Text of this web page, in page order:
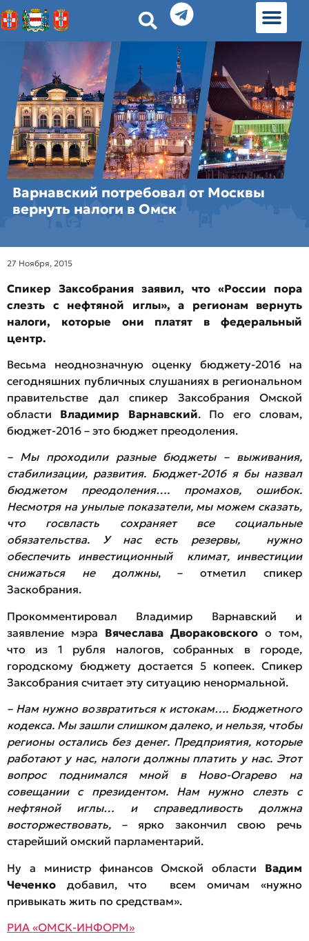
Варнавский потребовал от Москвы
вернуть налоги в Омск
27 Ноября, 2015
Спикер Заксобрания заявил, что «России пора
слезть с нефтяной иглы», а регионам вернуть
налоги, которые они платят в федеральный
центр.
Весьма неоднозначную оценку бюджету-2016 на
сегодняшних публичных слушаниях в региональном
правительстве дал спикер Заксобрания Омской
области Владимир Варнавский. По его словам,
бюджет-2016 – это бюджет преодоления.
– Мы проходили разные бюджеты – выживания,
стабилизации, развития. Бюджет-2016 я бы назвал
бюджетом преодоления…. промахов, ошибок.
Несмотря на унылые показатели, мы можем сказать,
что госвласть сохраняет все социальные
обязательства. У нас есть резервы, нужно
обеспечить инвестиционный климат, инвестиции
снижаться не должны, – отметил спикер
Заскобрания.
Прокомментировал Владимир Варнавский и
заявление мэра Вячеслава Двораковского о том,
что из 1 рубля налогов, собранных в городе,
городскому бюджету достается 5 копеек. Спикер
Заксобрания считает эту ситуацию ненормальной.
– Нам нужно возвратиться к истокам…. Бюджетного
кодекса. Мы зашли слишком далеко, и нельзя, чтобы
регионы остались без денег. Предприятия, которые
работают у нас, налоги должны платить у нас. Этот
вопрос поднимался мной в Ново-Огарево на
совещании с президентом. Нам нужно слезть с
нефтяной иглы… и справедливость должна
восторжествовать, – ярко закончил свою речь
старейший омский парламентарий.
Ну а министр финансов Омской области Вадим
Чеченко добавил, что всем омичам «нужно
привыкать жить по средствам».
РИА «ОМСК-ИНФОРМ»